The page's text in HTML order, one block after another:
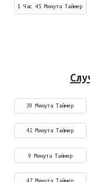
1 Час 45 Минута Таймер
39 Минута Таймер
42 Минута Таймер
9 Минута Таймер
47 Минута Таймер